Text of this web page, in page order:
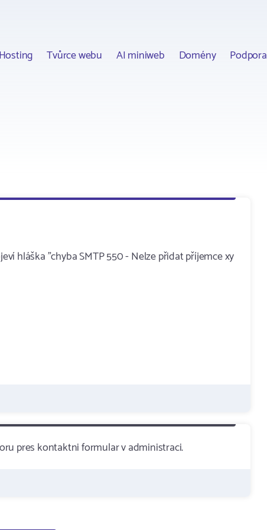
Hosting Tvůrce webu AI miniweb Domény Podpora
hláška "chyba SMTP 550 - Nelze přidat příjemce xy
pres kontaktni formular v administraci.